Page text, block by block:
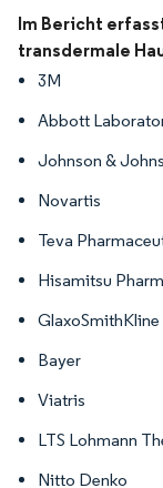
Bild © Mordor
Im Bericht
transdermale
3M
Abbott
Johnson &
Novartis
Teva
Hisamitsu
GlaxoSmithKline
Bayer
Viatris
LTS Lohmann
Nitto Denko